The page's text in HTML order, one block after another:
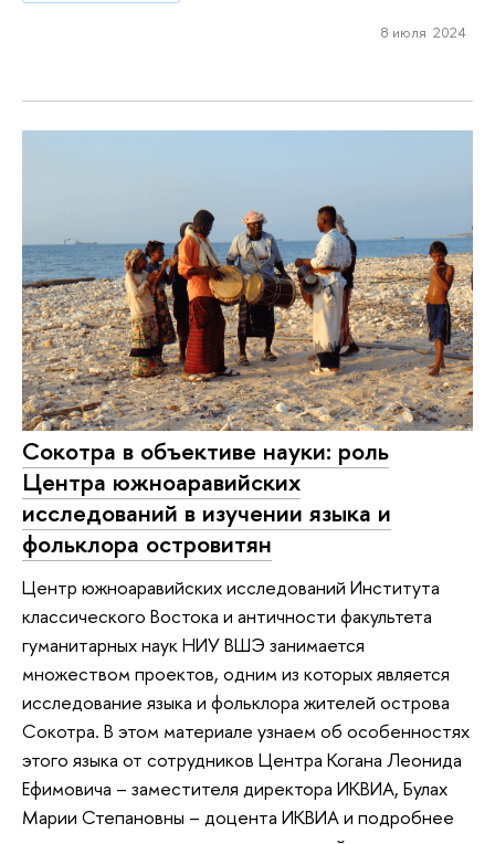
8 июля 2024
Сокотра в объективе науки: роль
Центра южноаравийских
исследований в изучении языка и
фольклора островитян
Центр южноаравийских исследований Института
классического Востока и античности факультета
гуманитарных наук НИУ ВШЭ занимается
множеством проектов, одним из которых является
исследование языка и фольклора жителей острова
Сокотра. В этом материале узнаем об особенностях
этого языка от сотрудников Центра Когана Леонида
Ефимовича – заместителя директора ИКВИА, Булах
Марии Степановны – доцента ИКВИА и подробнее